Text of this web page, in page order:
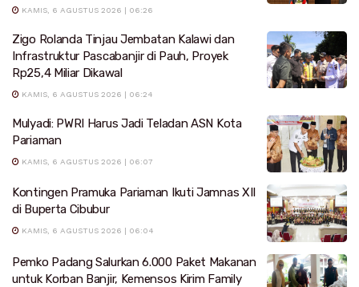
KAMIS, 6 AGUSTUS 2026 | 06:26
Zigo Rolanda Tinjau Jembatan Kalawi dan
Infrastruktur Pascabanjir di Pauh, Proyek
Rp25,4 Miliar Dikawal
KAMIS, 6 AGUSTUS 2026 | 06:24
Mulyadi: PWRI Harus Jadi Teladan ASN Kota
Pariaman
KAMIS, 6 AGUSTUS 2026 | 06:07
Kontingen Pramuka Pariaman Ikuti Jamnas XII
di Buperta Cibubur
KAMIS, 6 AGUSTUS 2026 | 06:04
Pemko Padang Salurkan 6.000 Paket Makanan
untuk Korban Banjir, Kemensos Kirim Family